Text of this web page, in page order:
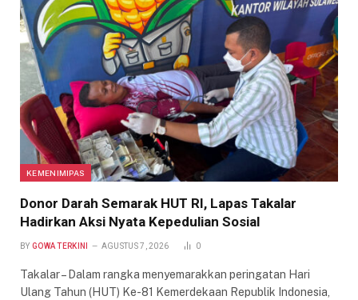
KEMENIMIPAS
Donor Darah Semarak HUT RI, Lapas Takalar
Hadirkan Aksi Nyata Kepedulian Sosial
BY GOWA TERKINI AGUSTUS 7, 2026 0
Takalar – Dalam rangka menyemarakkan peringatan Hari
Ulang Tahun (HUT) Ke-81 Kemerdekaan Republik Indonesia,